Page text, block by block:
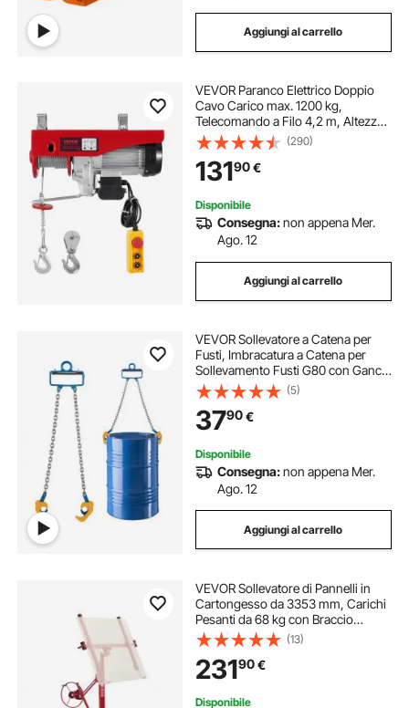
Aggiungi al carrello
VEVOR Paranco Elettrico Doppio
Cavo Carico max. 1200 kg,
Telecomando a Filo 4,2 m, Altezza
di Sollevamento Cavo Singolo 12 m,
Paranco Arresto di Emergenza,
Sollevatore per Garage, Magazzino,
Fabbrica
(290)
13190€
Disponibile
Consegna:non appena Mer.
Ago. 12
Aggiungi al carrello
VEVOR Sollevatore a Catena per
Fusti, Imbracatura a Catena per
Sollevamento Fusti G80 con Gancio
di Sicurezza, Capacità di 1 T, per
Carrello Elevatore con Gru,
Sollevatore in Acciaio al Carboni
(5)
3790€
Disponibile
Consegna:non appena Mer.
Ago. 12
Aggiungi al carrello
VEVOR Sollevatore di Pannelli in
Cartongesso da 3353 mm, Carichi
Pesanti da 68 kg con Braccio
Telescopico Regolabile, Ruote
Bloccabile, Ideale per Installazioni
su Soffitti e Pareti Rosso
(13)
23190€
Disponibile